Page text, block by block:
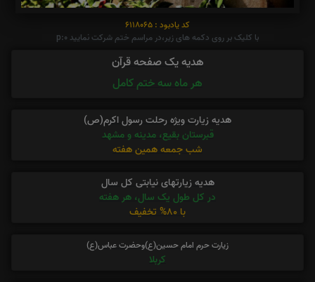
کد یادبود : 6118065
با کلیک بر روی دکمه های زیر،در مراسم ختم شرکت نمایید p:0
هدیه یک صفحه قرآن
هر ماه سه ختم کامل
هدیه زیارت ویژه رحلت رسول اکرم(ص)
قبرستان بقیع، مدینه و مشهد
شب جمعه همین هفته
هدیه زیارتهای نیابتی کل سال
در کل طول یک سال، هر هفته
با 80% تخفیف
زیارت حرم امام حسین(ع)وحضرت عباس(ع)
کربلا